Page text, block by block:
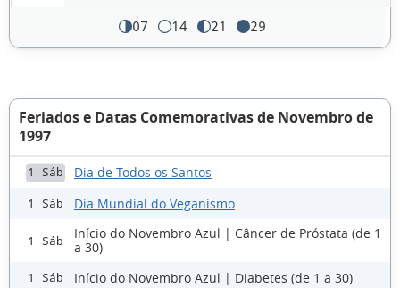
07 14 21 29
Feriados e Datas Comemorativas de Novembro de
1997
1 Sáb Dia de Todos os Santos
1 Sáb Dia Mundial do Veganismo
1 Sáb
Início do Novembro Azul | Câncer de Próstata (de 1
a 30)
1 Sáb Início do Novembro Azul | Diabetes (de 1 a 30)